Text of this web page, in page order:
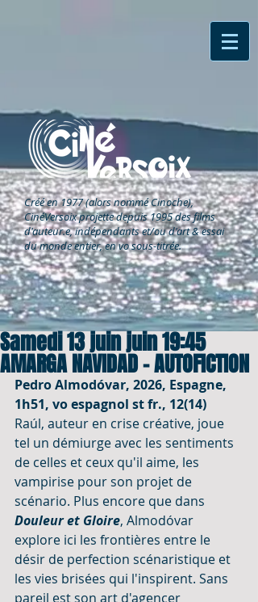
Créé en 1977 (alors nommé Cinoche),
CinéVersoixprojette depuis 1995 des films
d'auteur.e, indépendants et/ou d'art & essai
du monde entier, en vo sous-titrée.
Samedi 13 juin juin 19:45
AMARGA NAVIDAD - AUTOFICTION
Pedro Almodóvar, 2026, Espagne,
1h51, vo espagnol st fr., 12(14)
Raúl, auteur en crise créative, joue
tel un démiurge avec les sentiments
de celles et ceux qu'il aime, les
vampirise pour son projet de
scénario. Plus encore que dans
Douleur et Gloire, Almodóvar
explore ici les frontières entre le
désir de perfection scénaristique et
les vies brisées qui l'inspirent. Sans
pareil est son art d'agencer